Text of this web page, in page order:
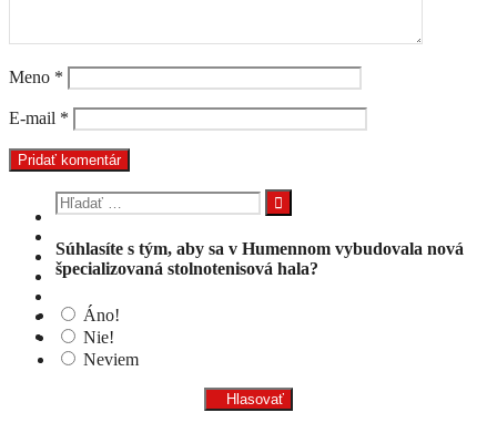
Meno *
E-mail *
Hľadať:
Súhlasíte s tým, aby sa v Humennom vybudovala nová
špecializovaná stolnotenisová hala?
Áno!
Nie!
Neviem